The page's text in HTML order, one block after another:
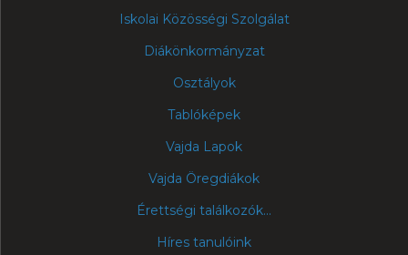
Iskolai Közösségi Szolgálat
Diákönkormányzat
Osztályok
Tablóképek
Vajda Lapok
Vajda Öregdiákok
Érettségi találkozók...
Híres tanulóink